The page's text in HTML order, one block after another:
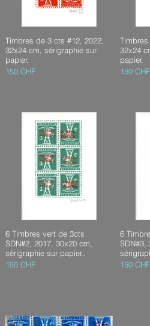
Timbres de 3 cts #12, 2022,
32x24 cm, sérigraphie sur
papier.
150 CHF
Timbres
32x24
papier.
150 CHF
6 Timbres vert de 3cts
SDN#2, 2017, 30x20 cm,
sérigraphie sur papier..
150 CHF
6
SDN#3,
150 CHF